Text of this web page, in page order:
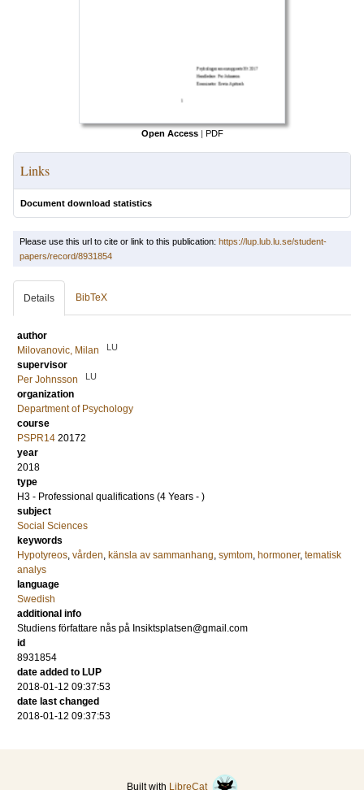
Open Access | PDF
Links
Document download statistics
Please use this url to cite or link to this publication: https://lup.lub.lu.se/student-
papers/record/8931854
Details BibTeX
author
Milovanovic, Milan
LU
supervisor
Per Johnsson
LU
organization
Department of Psychology
course
PSPR14 20172
year
2018
type
H3 - Professional qualifications (4 Years - )
subject
Social Sciences
keywords
Hypotyreos vården känsla av sammanhang symtom hormoner, tematisk
analys
language
Swedish
additional info
Studiens författare nås på Insiktsplatsen@gmail.com
id
8931854
date added to LUP
2018-01-12 09:37:53
date last changed
2018-01-12 09:37:53
Built with LibreCat